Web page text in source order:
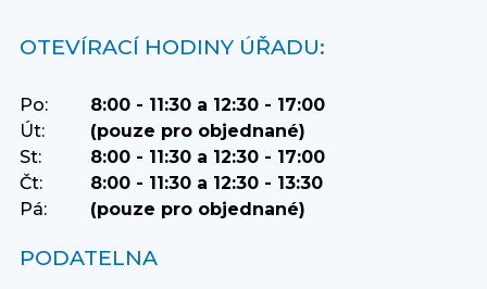
OTEVÍRACÍ HODINY ÚŘADU:
Po:
8:00 - 11:30 a 12:30 - 17:00
Út:
(pouze pro objednané)
St:
8:00 - 11:30 a 12:30 - 17:00
Čt:
8:00 - 11:30 a 12:30 - 13:30
Pá:
(pouze pro objednané)
PODATELNA